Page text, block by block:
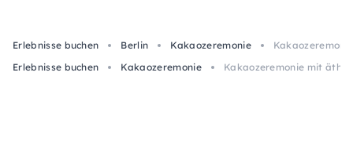
Erlebnisse buchen Berlin Kakaozeremonie
Erlebnisse buchen
Kakaozeremonie Kakaozeremonie mit